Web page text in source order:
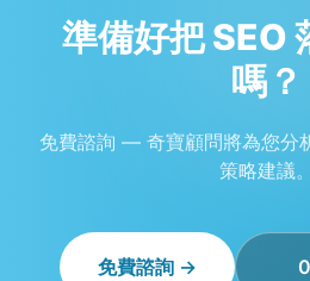
準備好把 SEO
嗎？
免費諮詢 — 奇寶顧問將為您分
策略建議。
免費諮詢 →